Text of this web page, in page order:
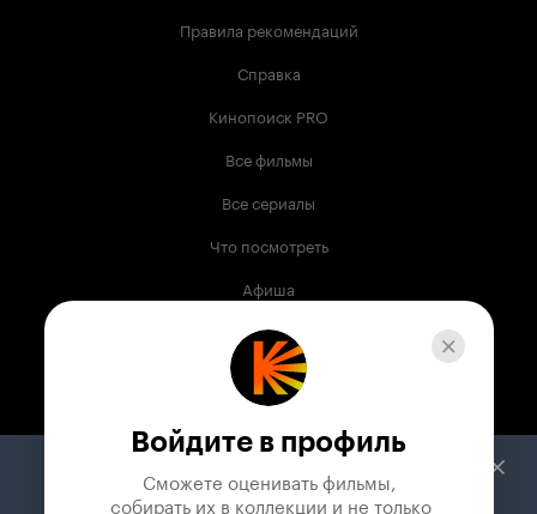
Правила рекомендаций
Справка
Кинопоиск PRO
Все фильмы
Все сериалы
Что посмотреть
Афиша
Музыка
Телепрограмма
Служба поддержки
Войдите в профиль
Сможете оценивать фильмы,
собирать их в коллекции и не только